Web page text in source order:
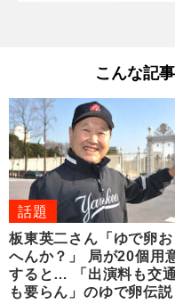
こんな記
話題
板東英二さん「ゆで卵お
へんか？」 局が20個用
すると… 「出演料も交
も要らん」のゆで卵伝説